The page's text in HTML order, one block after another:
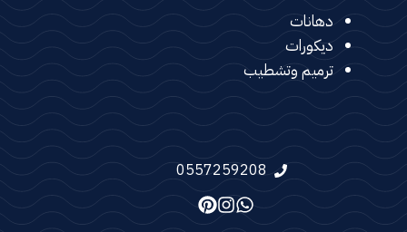
دهانات
ديكورات
ترميم وتشطيب
0557259208